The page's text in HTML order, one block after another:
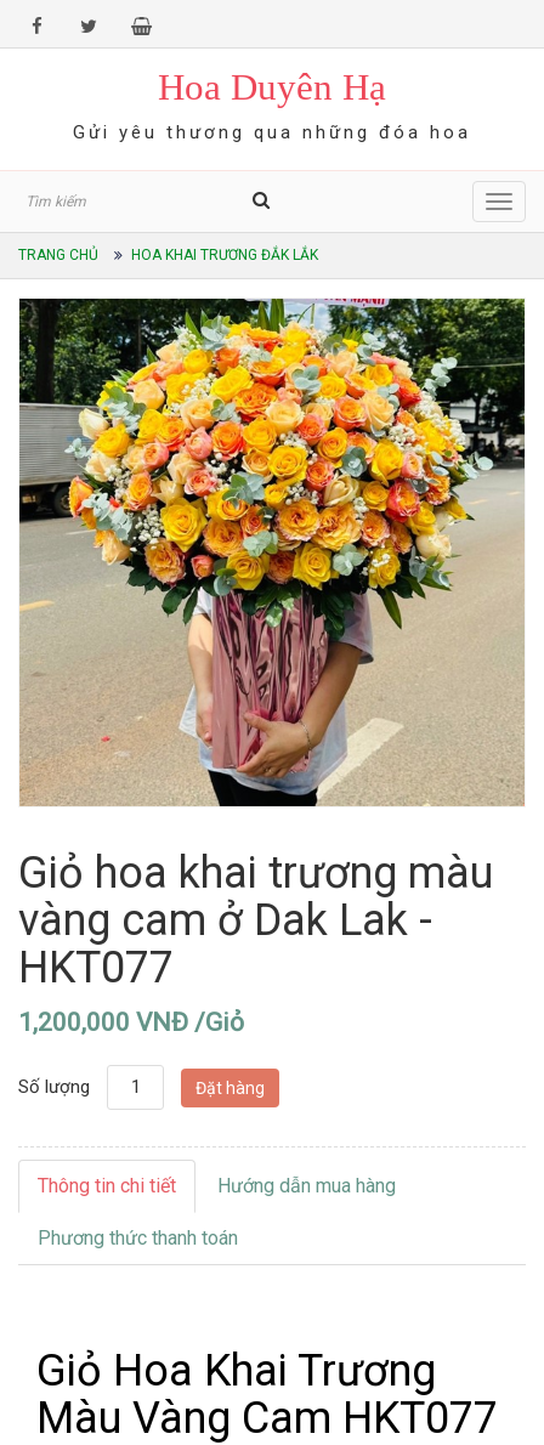
Hoa Duyên Hạ
Gửi yêu thương qua những đóa hoa
TRANG CHỦ HOA KHAI TRƯƠNG ĐẮK LẮK
Giỏ hoa khai trương màu
vàng cam ở Dak Lak -
HKT077
1,200,000 VNĐ /Giỏ
Số lượng
Thông tin chi tiết Hướng dẫn mua hàng
Phương thức thanh toán
Giỏ Hoa Khai Trương
Màu Vàng Cam HKT077